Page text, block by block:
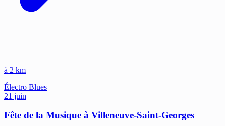
à 2 km
Électro Blues
21 juin
Fête de la Musique à Villeneuve-Saint-Georges